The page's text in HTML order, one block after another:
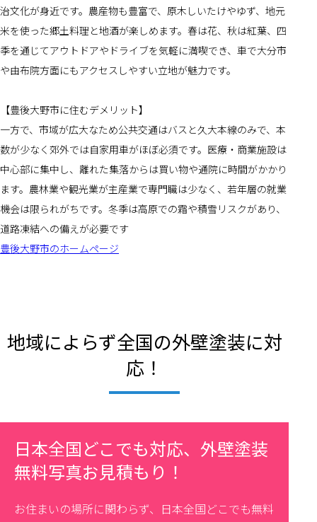
治文化が身近です。農産物も豊富で、原木しいたけやゆず、地元
米を使った郷土料理と地酒が楽しめます。春は花、秋は紅葉、四
季を通じてアウトドアやドライブを気軽に満喫でき、車で大分市
や由布院方面にもアクセスしやすい立地が魅力です。
【豊後大野市に住むデメリット】
一方で、市域が広大なため公共交通はバスと久大本線のみで、本
数が少なく郊外では自家用車がほぼ必須です。医療・商業施設は
中心部に集中し、離れた集落からは買い物や通院に時間がかかり
ます。農林業や観光業が主産業で専門職は少なく、若年層の就業
機会は限られがちです。冬季は高原での霜や積雪リスクがあり、
道路凍結への備えが必要です
豊後大野市のホームページ
地域によらず全国の外壁塗装に対
応！
日本全国どこでも対応、外壁塗装
無料写真お見積もり！
お住まいの場所に関わらず、日本全国どこでも無料